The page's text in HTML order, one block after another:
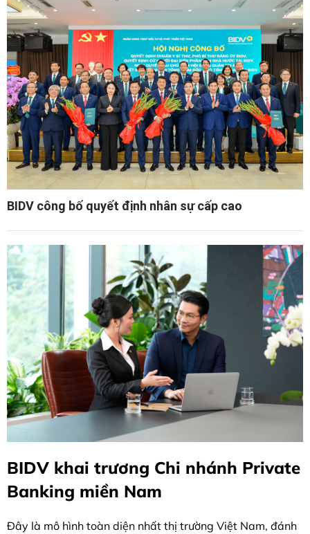
BIDV công bố quyết định nhân sự cấp cao
BIDV khai trương Chi nhánh Private
Banking miền Nam
Đây là mô hình toàn diện nhất thị trường Việt Nam, đánh